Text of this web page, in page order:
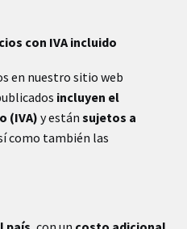
con IVA incluido
en nuestro sitio web
incluyen el
(IVA)y están sujetos a
como también las